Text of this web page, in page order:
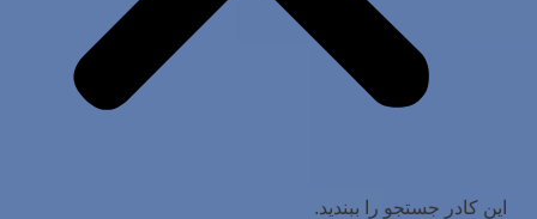
این کادر جستجو را ببندید.